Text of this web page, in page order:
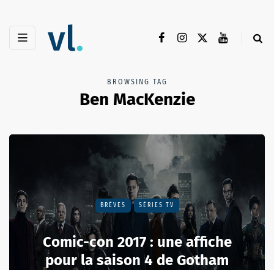
BROWSING TAG
Ben MacKenzie
BRÈVES SÉRIES TV
Comic-con 2017 : une affiche
pour la saison 4 de Gotham